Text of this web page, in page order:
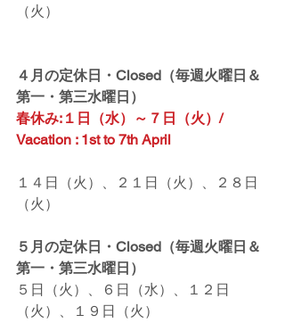
（火）
４月の定休日・Closed（毎週火曜日＆
第一・第三水曜日）
春休み:１日（水）～７日（火）/
Vacation : 1st to 7th April
１４日（火）、２１日（火）、２８日
（火）
５月の定休日・Closed（毎週火曜日＆
第一・第三水曜日）
５日（火）、６日（水）、１２日
（火）、１９日（火）